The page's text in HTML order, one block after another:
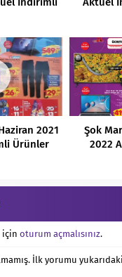
2021
Ürünler
Şok
2022
için oturum açmalısınız.
İlk yorumu